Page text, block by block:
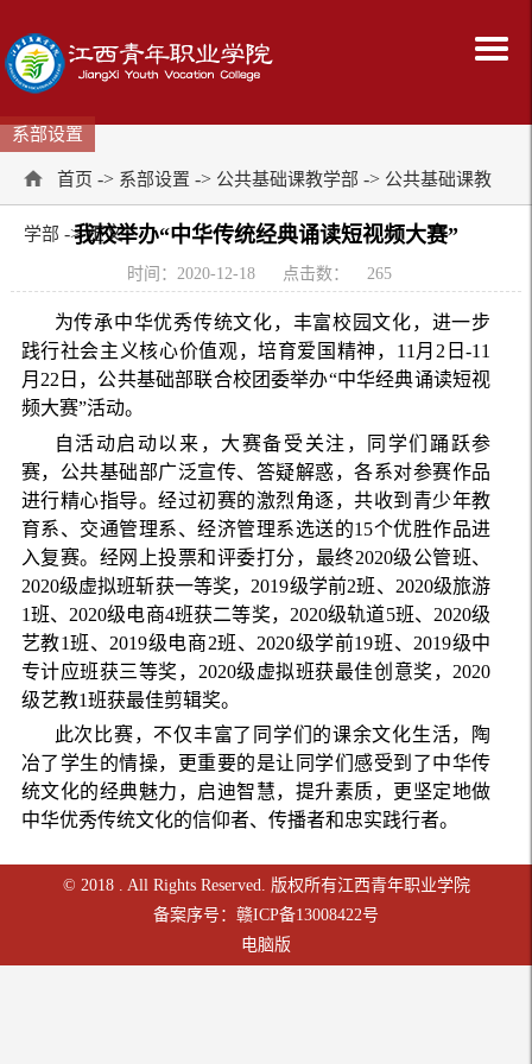
系部设置
首页 -> 系部设置 -> 公共基础课教学部 -> 公共基础课教
学部 -> 正文
我校举办“中华传统经典诵读短视频大赛”
时间：2020-12-18 点击数： 265
为传承中华优秀传统文化，丰富校园文化，进一步
践行社会主义核心价值观，培育爱国精神，11月2日-11
月22日，公共基础部联合校团委举办“中华经典诵读短视
频大赛”活动。
自活动启动以来，大赛备受关注，同学们踊跃参
赛，公共基础部广泛宣传、答疑解惑，各系对参赛作品
进行精心指导。经过初赛的激烈角逐，共收到青少年教
育系、交通管理系、经济管理系选送的15个优胜作品进
入复赛。经网上投票和评委打分，最终2020级公管班、
2020级虚拟班斩获一等奖，2019级学前2班、2020级旅游
1班、2020级电商4班获二等奖，2020级轨道5班、2020级
艺教1班、2019级电商2班、2020级学前19班、2019级中
专计应班获三等奖，2020级虚拟班获最佳创意奖，2020
级艺教1班获最佳剪辑奖。
此次比赛，不仅丰富了同学们的课余文化生活，陶
冶了学生的情操，更重要的是让同学们感受到了中华传
统文化的经典魅力，启迪智慧，提升素质，更坚定地做
中华优秀传统文化的信仰者、传播者和忠实践行者。
© 2018 . All Rights Reserved. 版权所有江西青年职业学院
备案序号：赣ICP备13008422号
电脑版